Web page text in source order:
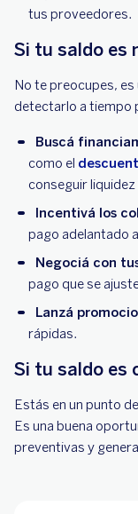
tus proveedores.
Si tu saldo es
No te preocupes,
detectarlo a tiempo
Buscá
como el
conseguir
Incentivá los
pago adelantado
Negociá con
pago que se
Lanzá
rápidas.
Si tu saldo es
Estás en un punto
Es una buena
preventivas y